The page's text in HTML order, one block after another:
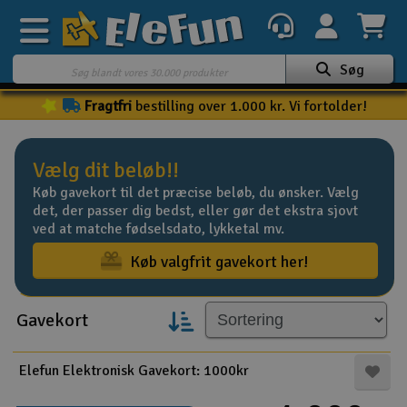
Ugens tilbud
Mine favoritter
Gavekort
3D-print
Batteri & ladere
Biler
Søg
Fragtfribestilling over 1.000 kr. Vi fortolder!
Vælg dit beløb!!
Køb gavekort til det præcise beløb, du ønsker. Vælg
det, der passer dig bedst, eller gør det ekstra sjovt
ved at matche fødselsdato, lykketal mv.
Køb valgfrit gavekort her!
Gavekort
Elefun Elektronisk Gavekort: 1000kr